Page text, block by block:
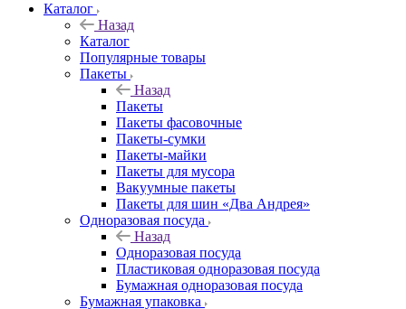
Каталог
Назад
Каталог
Популярные товары
Пакеты
Назад
Пакеты
Пакеты фасовочные
Пакеты-сумки
Пакеты-майки
Пакеты для мусора
Вакуумные пакеты
Пакеты для шин «Два Андрея»
Одноразовая посуда
Назад
Одноразовая посуда
Пластиковая одноразовая посуда
Бумажная одноразовая посуда
Бумажная упаковка